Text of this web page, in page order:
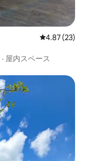
レビュー23
4.87 (23)
· 屋内スペース